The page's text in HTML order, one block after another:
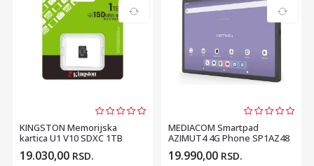
KINGSTON Memorijska
kartica U1 V10 SDXC 1TB
Canvas Select Plus G3 1...
19.030,00 RSD.
MEDIACOM Smartpad
AZIMUT4 4G Phone SP1AZ48
10.5 inch T606 Octa Core...
19.990,00 RSD.